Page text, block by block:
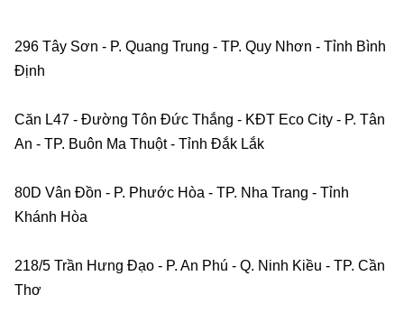
296 Tây Sơn - P. Quang Trung - TP. Quy Nhơn - Tỉnh Bình
Định
Căn L47 - Đường Tôn Đức Thắng - KĐT Eco City - P. Tân
An - TP. Buôn Ma Thuột - Tỉnh Đắk Lắk
80D Vân Đồn - P. Phước Hòa - TP. Nha Trang - Tỉnh
Khánh Hòa
218/5 Trần Hưng Đạo - P. An Phú - Q. Ninh Kiều - TP. Cần
Thơ